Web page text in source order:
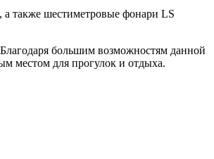
также шестиметровые фонари LS
большим возможностям данной
местом для прогулок и отдыха.